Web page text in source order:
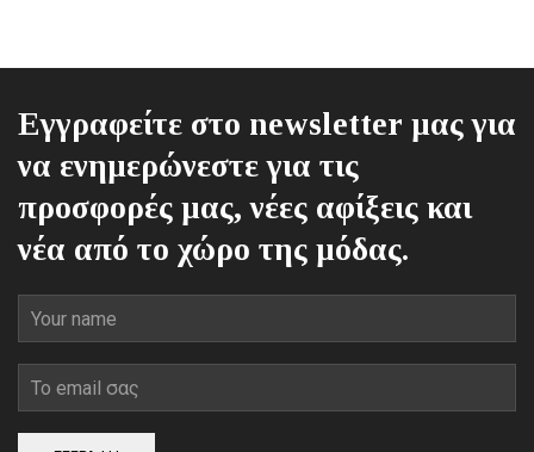
επιλεγούν
σελίδα
του
προϊόντος
Εγγραφείτε στο newsletter μας για
να ενημερώνεστε για τις
προσφορές μας, νέες αφίξεις και
νέα από το χώρο της μόδας.